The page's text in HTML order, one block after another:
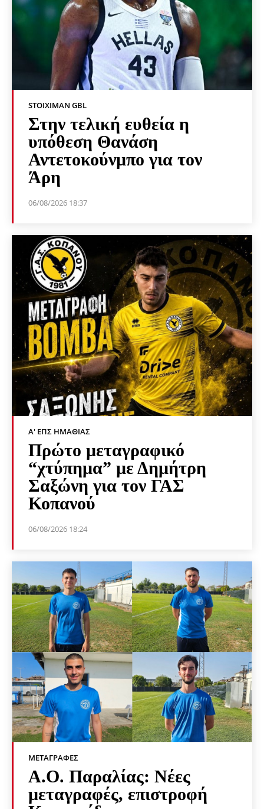
STOIXIMAN GBL
Στην τελική ευθεία η
υπόθεση Θανάση
Αντετοκούνμπο για τον
Άρη
06/08/2026 18:37
Α' ΕΠΣ ΗΜΑΘΊΑΣ
Πρώτο μεταγραφικό
“χτύπημα” με Δημήτρη
Σαξώνη για τον ΓΑΣ
Κοπανού
06/08/2026 18:24
ΜΕΤΑΓΡΑΦΈΣ
Α.Ο. Παραλίας: Νέες
μεταγραφές, επιστροφή